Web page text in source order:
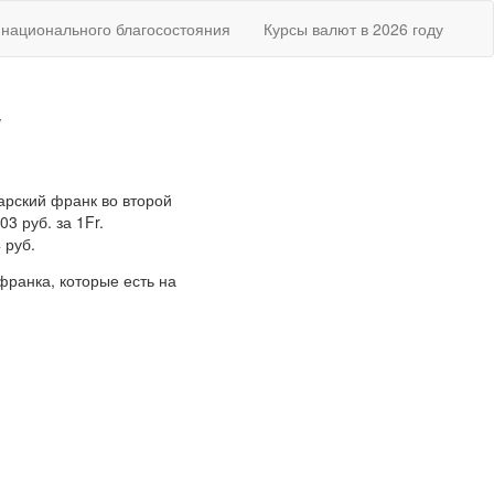
благосостояния Курсы валют в 2026 году
франк во второй
руб. за 1Fr.
которые есть на